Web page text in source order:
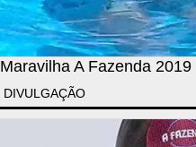
A Fazenda 2019